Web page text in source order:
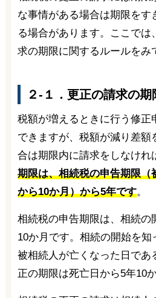
な事情がある場合は期限をす
る場合があります。ここでは
求の期限に関するルールをみ
２-１．更正の請求の期
税額が増えるときに行う修正
できますが、税額が減り差額
合は期限内に請求をしなけれ
期限は、相続税の申告期限（
から10か月）から5年です。
相続税の申告期限は、相続の
10か月です。相続の開始を知
被相続人が亡くなった日であ
正の期限は死亡日から5年10